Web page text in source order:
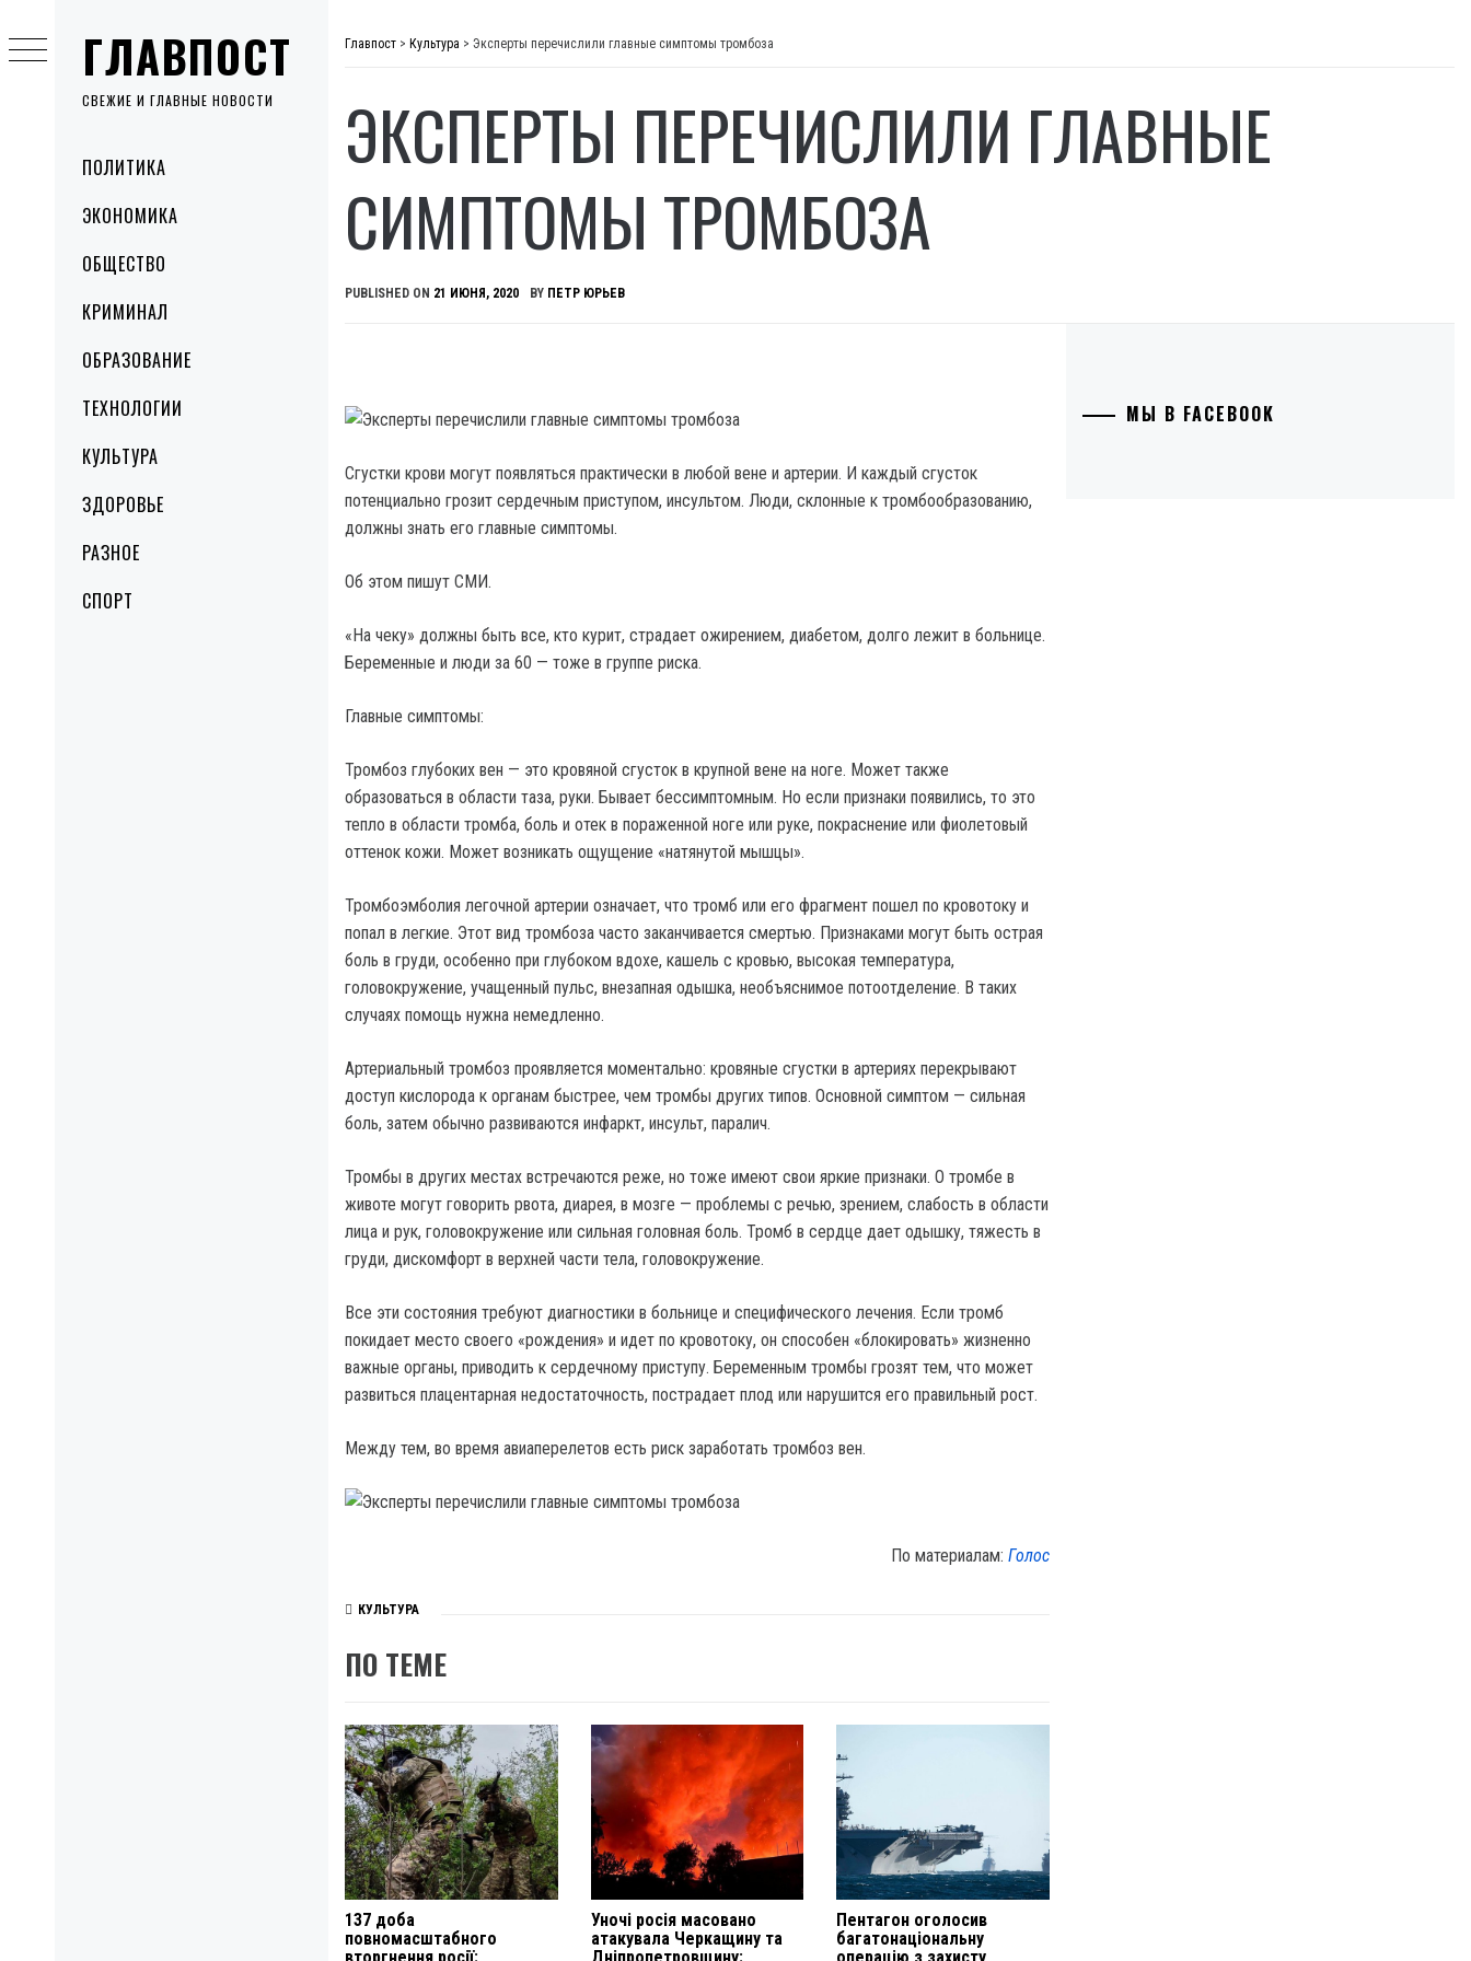
ГЛАВПОСТ
СВЕЖИЕ И ГЛАВНЫЕ НОВОСТИ
MenuПОЛИТИКА
ЭКОНОМИКА
ОБЩЕСТВО
КРИМИНАЛ
ОБРАЗОВАНИЕ
ТЕХНОЛОГИИ
КУЛЬТУРА
ЗДОРОВЬЕ
РАЗНОЕ
СПОРТ
to
content
Главпост > Культура > Эксперты перечислили главные симптомы тромбоза
ЭКСПЕРТЫ ПЕРЕЧИСЛИЛИ ГЛАВНЫЕ
СИМПТОМЫ ТРОМБОЗА
PUBLISHED ON 21 ИЮНЯ, 2020 BY ПЕТР ЮРЬЕВ
Сгустки крови могут появляться практически в любой вене и артерии. И каждый сгусток
потенциально грозит сердечным приступом, инсультом. Люди, склонные к тромбообразованию,
должны знать его главные симптомы.
Об этом пишут СМИ.
«На чеку» должны быть все, кто курит, страдает ожирением, диабетом, долго лежит в больнице.
Беременные и люди за 60 — тоже в группе риска.
Главные симптомы:
Тромбоз глубоких вен — это кровяной сгусток в крупной вене на ноге. Может также
образоваться в области таза, руки. Бывает бессимптомным. Но если признаки появились, то это
тепло в области тромба, боль и отек в пораженной ноге или руке, покраснение или фиолетовый
оттенок кожи. Может возникать ощущение «натянутой мышцы».
Тромбоэмболия легочной артерии означает, что тромб или его фрагмент пошел по кровотоку и
попал в легкие. Этот вид тромбоза часто заканчивается смертью. Признаками могут быть острая
боль в груди, особенно при глубоком вдохе, кашель с кровью, высокая температура,
головокружение, учащенный пульс, внезапная одышка, необъяснимое потоотделение. В таких
случаях помощь нужна немедленно.
Артериальный тромбоз проявляется моментально: кровяные сгустки в артериях перекрывают
доступ кислорода к органам быстрее, чем тромбы других типов. Основной симптом — сильная
боль, затем обычно развиваются инфаркт, инсульт, паралич.
Тромбы в других местах встречаются реже, но тоже имеют свои яркие признаки. О тромбе в
животе могут говорить рвота, диарея, в мозге — проблемы с речью, зрением, слабость в области
лица и рук, головокружение или сильная головная боль. Тромб в сердце дает одышку, тяжесть в
груди, дискомфорт в верхней части тела, головокружение.
Все эти состояния требуют диагностики в больнице и специфического лечения. Если тромб
покидает место своего «рождения» и идет по кровотоку, он способен «блокировать» жизненно
важные органы, приводить к сердечному приступу. Беременным тромбы грозят тем, что может
развиться плацентарная недостаточность, пострадает плод или нарушится его правильный рост.
Между тем, во время авиаперелетов есть риск заработать тромбоз вен.
По материалам:Голос
КУЛЬТУРА
ПО ТЕМЕ
137 доба
повномасштабного
Уночі росія масовано
атакувала Черкащину та
Пентагон оголосив
багатонаціональну
МЫ В FACEBOOK